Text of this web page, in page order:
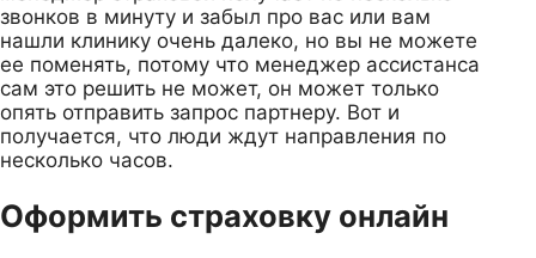
звонков в минуту и забыл про вас или вам
нашли клинику очень далеко, но вы не можете
ее поменять, потому что менеджер ассистанса
сам это решить не может, он может только
опять отправить запрос партнеру. Вот и
получается, что люди ждут направления по
несколько часов.
Оформить страховку онлайн